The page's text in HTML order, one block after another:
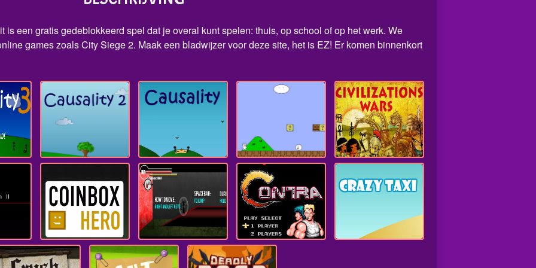
een gratis gedeblokkeerd spel dat je overal kunt spelen: thuis, op school of op het werk. We
games zoals City Siege 2. Maak een bladwijzer voor deze site, het is EZ! Er komen binnenkort